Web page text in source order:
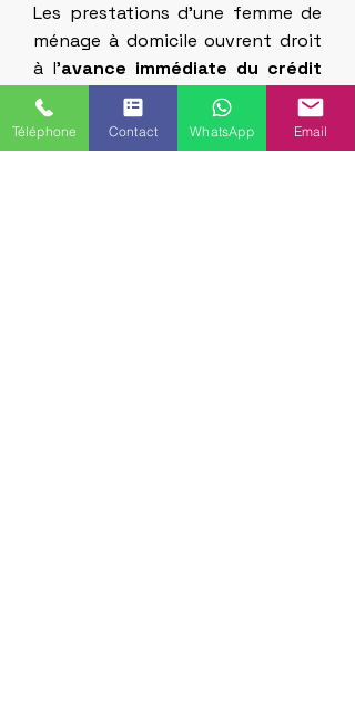
Les prestations d'une femme de
ménage à domicile ouvrent droit
à l’avance immédiate du crédit
d’impôt de 50 %
et peuvent aussi
être réglées par CESU préfinancés
selon votre situation.
Téléphone Contact WhatsApp Email